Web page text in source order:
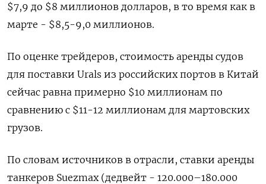
$7,9 до $8 миллионов долларов, в то время как в
марте - $8,5-9,0 миллионов.
По оценке трейдеров, стоимость аренды судов
для поставки Urals из российских портов в Китай
сейчас равна примерно $10 миллионам по
сравнению с $11-12 миллионам для мартовских
грузов.
По словам источников в отрасли, ставки аренды
танкеров Suezmax (дедвейт - 120.000–180.000